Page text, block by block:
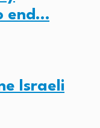
end…
Israeli